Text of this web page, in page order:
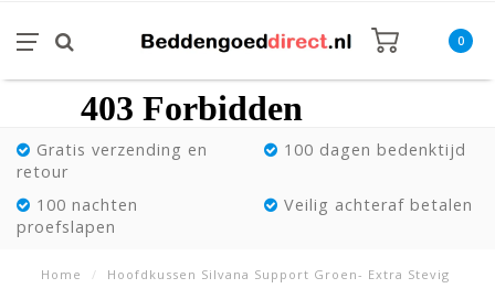
0
Gratis verzending en
retour
100 dagen bedenktijd
100 nachten
proefslapen
Veilig achteraf betalen
Home / Hoofdkussen Silvana Support Groen- Extra Stevig